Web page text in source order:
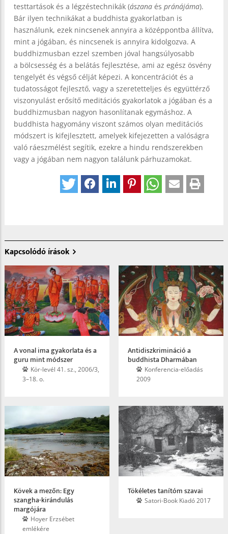
testtartások és a légzéstechnikák (ászana és pránájáma).
Bár ilyen technikákat a buddhista gyakorlatban is
használunk, ezek nincsenek annyira a középpontba állítva,
mint a jógában, és nincsenek is annyira kidolgozva. A
buddhizmusban ezzel szemben jóval hangsúlyosabb
a bölcsesség és a belátás fejlesztése, ami az egész ösvény
tengelyét és végső célját képezi. A koncentrációt és a
tudatosságot fejlesztő, vagy a szeretetteljes és együttérző
viszonyulást erősítő meditációs gyakorlatok a jógában és a
buddhizmusban nagyon hasonlítanak egymáshoz. A
buddhista hagyomány viszont számos olyan meditációs
módszert is kifejlesztett, amelyek kifejezetten a valóságra
való ráeszmélést segítik, ezekre a hindu rendszerekben
vagy a jógában nem nagyon találunk párhuzamokat.
Kapcsolódó írások
A vonal ima gyakorlata és a
guru mint módszer
Kör-levél 41. sz., 2006/3,
3–18. o.
Antidisz­krimináció a
buddhista Dharmában
Konferencia-előadás
2009
Kövek a mezőn: Egy
szangha-kirándulás
margójára
Hoyer Erzsébet
emlékére
Tökéletes tanítóm szavai
Satori-Book Kiadó 2017